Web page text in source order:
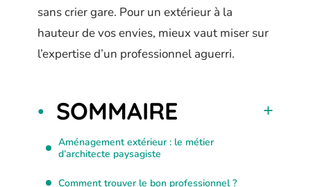
sans crier gare. Pour un extérieur à la
hauteur de vos envies, mieux vaut miser sur
l’expertise d’un professionnel aguerri.
SOMMAIRE
Aménagement extérieur : le métier
d’architecte paysagiste
Comment trouver le bon professionnel ?